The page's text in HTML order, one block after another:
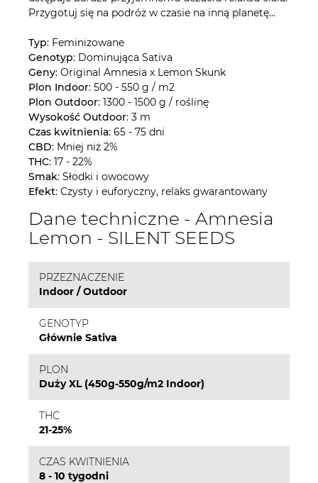
Przygotuj się na podróż w czasie na inną planetę...
Typ: Feminizowane
Genotyp: Dominująca Sativa
Geny: Original Amnesia x Lemon Skunk
Plon Indoor: 500 - 550 g / m2
Plon Outdoor: 1300 - 1500 g / roślinę
Wysokość Outdoor: 3 m
Czas kwitnienia: 65 - 75 dni
CBD: Mniej niż 2%
THC: 17 - 22%
Smak: Słodki i owocowy
Efekt: Czysty i euforyczny, relaks gwarantowany
Dane techniczne - Amnesia
Lemon - SILENT SEEDS
PRZEZNACZENIE
Indoor / Outdoor
GENOTYP
Głównie Sativa
PLON
Duży XL (450g-550g/m2 Indoor)
THC
21-25%
CZAS KWITNIENIA
8 - 10 tygodni